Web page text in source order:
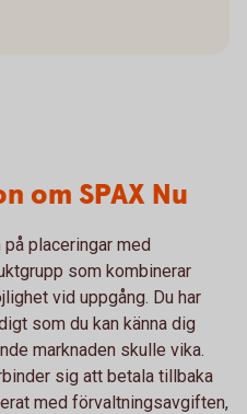
om SPAX Nu
på placeringar med
som kombinerar
vid uppgång. Du har
som du kan känna dig
marknaden skulle vika.
sig att betala tillbaka
med förvaltningsavgiften,